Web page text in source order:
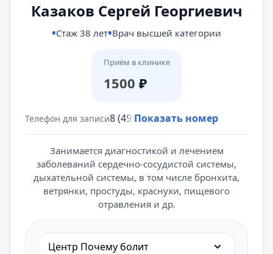
Казаков Сергей Георгиевич
Стаж 38 лет Врач высшей категории
Приём в клинике
1500 ₽
Телефон для записи8 (495) 431-69-47
Показать номер
Занимается диагностикой и лечением
заболеваний сердечно-сосудистой системы,
дыхательной системы, в том числе бронхита,
ветрянки, простуды, краснухи, пищевого
отравления и др.
Центр Почему болит